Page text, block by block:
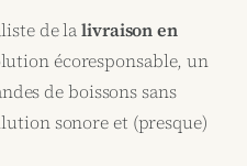
de lalivraison en
écoresponsable, un
de boissons sans
sonore et (presque)